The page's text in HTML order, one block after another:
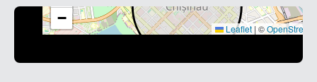
−
Leaflet | ©